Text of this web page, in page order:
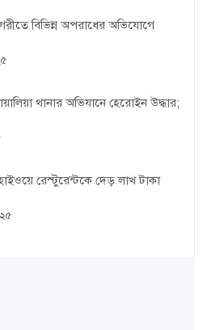
বিভিন্ন অপরাধের অভিযোগে
থানার অভিযানে হেরোইন উদ্ধার;
রেস্টুরেন্টকে দেড় লাখ টাকা